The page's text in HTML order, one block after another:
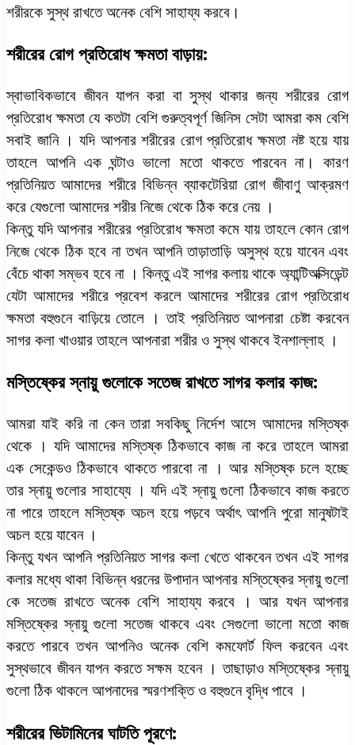
শরীরকে সুস্থ রাখতে অনেক বেশি সাহায্য করবে।
শরীরের রোগ প্রতিরোধ ক্ষমতা বাড়ায়:
স্বাভাবিকভাবে জীবন যাপন করা বা সুস্থ থাকার জন্য শরীরের রোগ
প্রতিরোধ ক্ষমতা যে কতটা বেশি গুরুত্বপূর্ণ জিনিস সেটা আমরা কম বেশি
সবাই জানি । যদি আপনার শরীরের রোগ প্রতিরোধ ক্ষমতা নষ্ট হয়ে যায়
তাহলে আপনি এক ঘন্টাও ভালো মতো থাকতে পারবেন না। কারণ
প্রতিনিয়ত আমাদের শরীরে বিভিন্ন ব্যাকটেরিয়া রোগ জীবাণু আক্রমণ
করে যেগুলো আমাদের শরীর নিজে থেকে ঠিক করে নেয় ।
কিন্তু যদি আপনার শরীরের প্রতিরোধ ক্ষমতা কমে যায় তাহলে কোন রোগ
নিজে থেকে ঠিক হবে না তখন আপনি তাড়াতাড়ি অসুস্থ হয়ে যাবেন এবং
বেঁচে থাকা সম্ভব হবে না । কিন্তু এই সাগর কলায় থাকে অ্যান্টিঅক্সিডেন্ট
যেটা আমাদের শরীরে প্রবেশ করলে আমাদের শরীরের রোগ প্রতিরোধ
ক্ষমতা বহুগুনে বাড়িয়ে তোলে । তাই প্রতিনিয়ত আপনারা চেষ্টা করবেন
সাগর কলা খাওয়ার তাহলে আপনারা শরীর ও সুস্থ থাকবে ইনশাল্লাহ ।
মস্তিষ্কের স্নায়ু গুলোকে সতেজ রাখতে সাগর কলার কাজ:
আমরা যাই করি না কেন তারা সবকিছু নির্দেশ আসে আমাদের মস্তিষ্ক
থেকে । যদি আমাদের মস্তিষ্ক ঠিকভাবে কাজ না করে তাহলে আমরা
এক সেকেন্ডও ঠিকভাবে থাকতে পারবো না । আর মস্তিষ্ক চলে হচ্ছে
তার স্নায়ু গুলোর সাহায্যে । যদি এই স্নায়ু গুলো ঠিকভাবে কাজ করতে
না পারে তাহলে মস্তিষ্ক অচল হয়ে পড়বে অর্থাৎ আপনি পুরো মানুষটাই
অচল হয়ে যাবেন ।
কিন্তু যখন আপনি প্রতিনিয়ত সাগর কলা খেতে থাকবেন তখন এই সাগর
কলার মধ্যে থাকা বিভিন্ন ধরনের উপাদান আপনার মস্তিষ্কের স্নায়ু গুলো
কে সতেজ রাখতে অনেক বেশি সাহায্য করবে । আর যখন আপনার
মস্তিষ্কের স্নায়ু গুলো সতেজ থাকবে এবং সেগুলো ভালো মতো কাজ
করতে পারবে তখন আপনিও অনেক বেশি কমফোর্ট ফিল করবেন এবং
সুস্থভাবে জীবন যাপন করতে সক্ষম হবেন । তাছাড়াও মস্তিষ্কের স্নায়ু
গুলো ঠিক থাকলে আপনাদের স্মরণশক্তি ও বহুগুনে বৃদ্ধি পাবে ।
শরীরের ভিটামিনের ঘাটতি পূরণে: